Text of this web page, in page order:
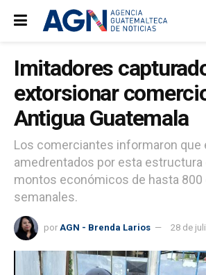
Imitadores
extorsionar
Antigua Guatemala
Los comerciantes informaron que
amedrentados por esta estructura
montos económicos de hasta 800
semanales.
por AGN - Brenda Larios 28 de